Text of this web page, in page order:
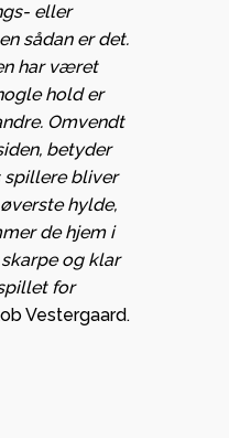
eller
sådan er det.
har været
hold er
Omvendt
betyder
spillere bliver
hylde,
de hjem i
og klar
for
Vestergaard.